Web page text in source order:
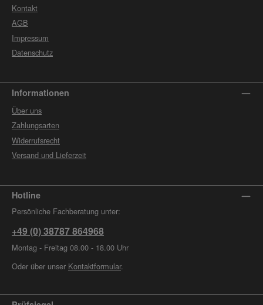
Kontakt
AGB
Impressum
Datenschutz
Informationen
Über uns
Zahlungsarten
Widerrufsrecht
Versand und Lieferzeit
Hotline
Persönliche Fachberatung unter:
+49 (0) 38787 864968
Montag - Freitag 08.00 - 18.00 Uhr
Oder über unser Kontaktformular.